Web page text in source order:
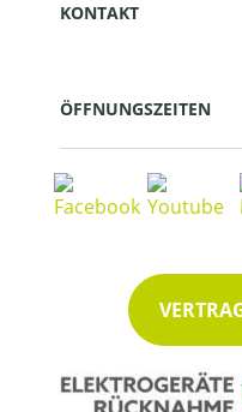
KONTAKT
ÖFFNUNGSZEITEN